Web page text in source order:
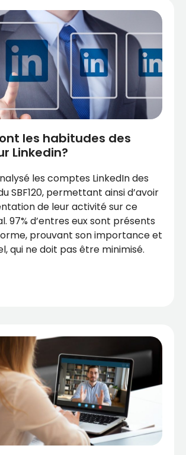
les habitudes des
Linkedin?
les comptes LinkedIn des
SBF120, permettant ainsi d’avoir
de leur activité sur ce
97% d’entres eux sont présents
prouvant son importance et
qui ne doit pas être minimisé.